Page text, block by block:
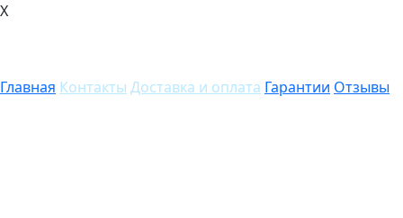
X
Главная Контакты Доставка и оплата Гарантии Отзывы